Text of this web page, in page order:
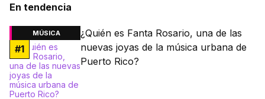
En tendencia
MÚSICA
#1
¿Quién es Fanta Rosario, una de las
nuevas joyas de la música urbana de
Puerto Rico?